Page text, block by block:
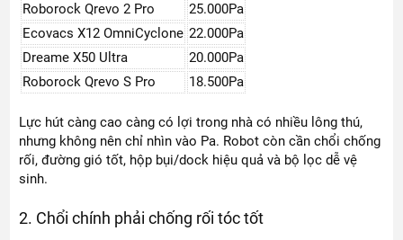
Roborock Qrevo 2 Pro
25.000Pa
Ecovacs X12 OmniCyclone 22.000Pa
Dreame X50 Ultra
20.000Pa
Roborock Qrevo S Pro
18.500Pa
Lực hút càng cao càng có lợi trong nhà có nhiều lông thú,
nhưng không nên chỉ nhìn vào Pa. Robot còn cần chổi chống
rối, đường gió tốt, hộp bụi/dock hiệu quả và bộ lọc dễ vệ
sinh.
2. Chổi chính phải chống rối tóc tốt